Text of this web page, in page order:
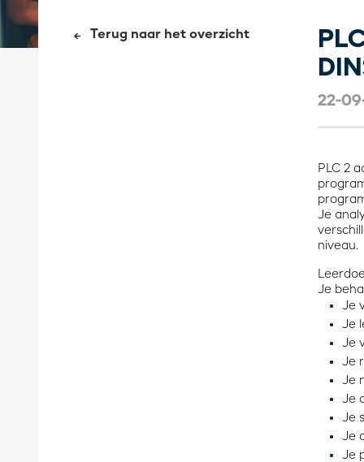
Terug naar het overzicht
22-
PLC 2
Je
niveau.
Je
Je
Je
Je
Je
Je
Je
Je
Je
Je